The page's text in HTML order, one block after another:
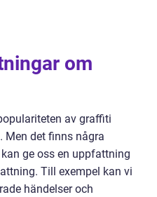
om
av graffiti
Men det finns några
ge oss en uppfattning
Till exempel kan vi
händelser och